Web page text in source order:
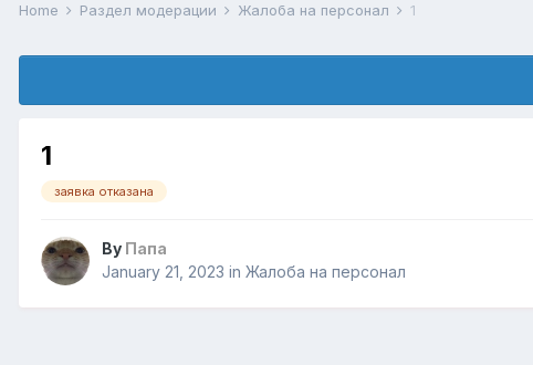
Home Раздел модерации Жалоба на персонал 1
1
заявка отказана
By Папа
January 21, 2023 in Жалоба на персонал